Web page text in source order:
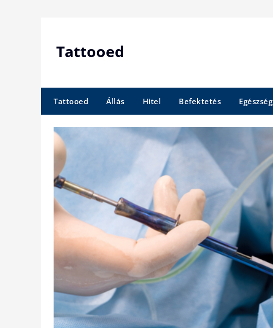
Tattooed
Tattooed Állás Hitel Befektetés Egészség